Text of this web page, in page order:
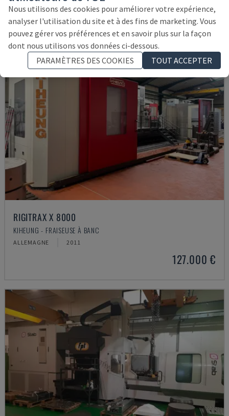
295.000 €
RIGITRAX X 8000
KIHEUNG - FRAISEUSE À BANC
ALLEMAGNE 2011
127.000 €
Nous utilisons des cookies pour améliorer votre expérience,
analyser l'utilisation du site et à des fins de marketing. Vous
pouvez gérer vos préférences et en savoir plus sur la façon
dont nous utilisons vos données ci-dessous.
PARAMÈTRES DES COOKIES
TOUT ACCEPTER